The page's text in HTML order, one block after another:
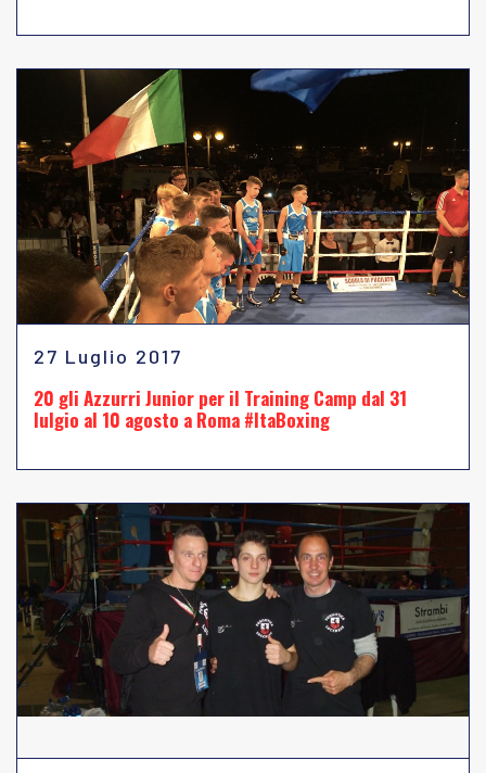
27 Luglio 2017
20 gli Azzurri Junior per il Training Camp dal 31
lulgio al 10 agosto a Roma #ItaBoxing